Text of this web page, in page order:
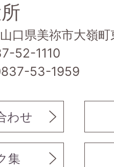
口県美祢市大嶺
52-1110
53-1959
わせ
集